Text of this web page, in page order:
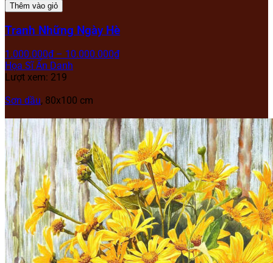
Thêm vào giỏ
Tranh Những Ngày Hè
1.000.000₫ – 10.000.000₫
Họa Sĩ Ẩn Danh
Lượt xem: 219
Sơn dầu, 80x100 cm